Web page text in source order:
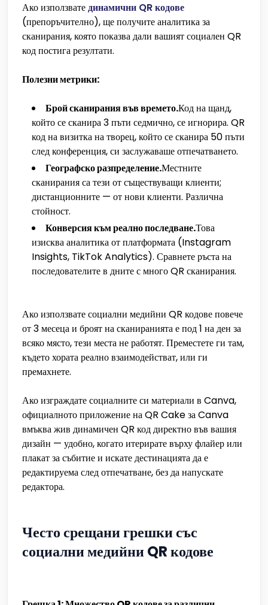
Ако използватединамични QR кодове
(препоръчително), ще получите аналитика за
сканирания, която показва дали вашият социален QR
код постига резултати.
Полезни метрики:
Брой сканирания във времето.Код на щанд,
който се сканира 3 пъти седмично, се игнорира. QR
код на визитка на творец, който се сканира 50 пъти
след конференция, си заслужаваше отпечатването.
Географско разпределение.Местните
сканирания са тези от съществуващи клиенти;
дистанционните — от нови клиенти. Различна
стойност.
Конверсия към реално последване.Това
изисква аналитика от платформата (Instagram
Insights, TikTok Analytics). Сравнете ръста на
последователите в дните с много QR сканирания.
Ако използвате социални медийни QR кодове повече
от 3 месеца и броят на сканиранията е под 1 на ден за
всяко място, тези места не работят. Преместете ги там,
където хората реално взаимодействат, или ги
премахнете.
Ако изграждате социалните си материали в Canva,
официалното приложение на QR Cake за Canva
вмъква жив динамичен QR код директно във вашия
дизайн — удобно, когато итерирате върху флайер или
плакат за събитие и искате дестинацията да е
редактируема след отпечатване, без да напускате
редактора.
Често срещани грешки със
социални медийни QR кодове